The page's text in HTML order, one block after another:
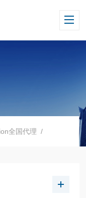
全国代理 /